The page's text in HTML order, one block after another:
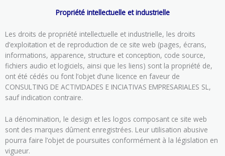
Propriété intellectuelle et industrielle
Les droits de propriété intellectuelle et industrielle, les droits
d’exploitation et de reproduction de ce site web (pages, écrans,
informations, apparence, structure et conception, code source,
fichiers audio et logiciels, ainsi que les liens) sont la propriété de,
ont été cédés ou font l’objet d’une licence en faveur de
CONSULTING DE ACTIVIDADES E INCIATIVAS EMPRESARIALES SL,
sauf indication contraire.
La dénomination, le design et les logos composant ce site web
sont des marques dûment enregistrées. Leur utilisation abusive
pourra faire l’objet de poursuites conformément à la législation en
vigueur.